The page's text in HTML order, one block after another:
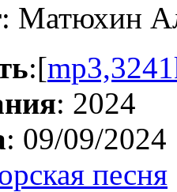
: Матюхин
:[
: 2024
: 09/09/2024
песня